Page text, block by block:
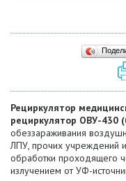
Рециркулятор
рециркулятор ОВУ-430
обеззараживания
ЛПУ, прочих учреждений
обработки проходящего
излучением от УФ-